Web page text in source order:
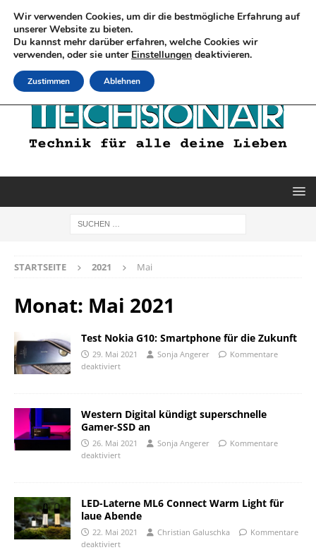
STARTSEITE 2021 Mai
Monat: Mai 2021
Test Nokia G10: Smartphone für die Zukunft
29. Mai 2021 Sonja Angerer
Kommentare
deaktiviert
Western Digital kündigt superschnelle
Gamer-SSD an
26. Mai 2021 Sonja Angerer
Kommentare
deaktiviert
LED-Laterne ML6 Connect Warm Light für
laue Abende
22. Mai 2021 Christian Galuschka
Kommentare
deaktiviert
Wir verwenden Cookies, um dir die bestmögliche Erfahrung auf
unserer Website zu bieten.
Du kannst mehr darüber erfahren, welche Cookies wir
verwenden, oder sie unter Einstellungen deaktivieren.
Zustimmen Ablehnen